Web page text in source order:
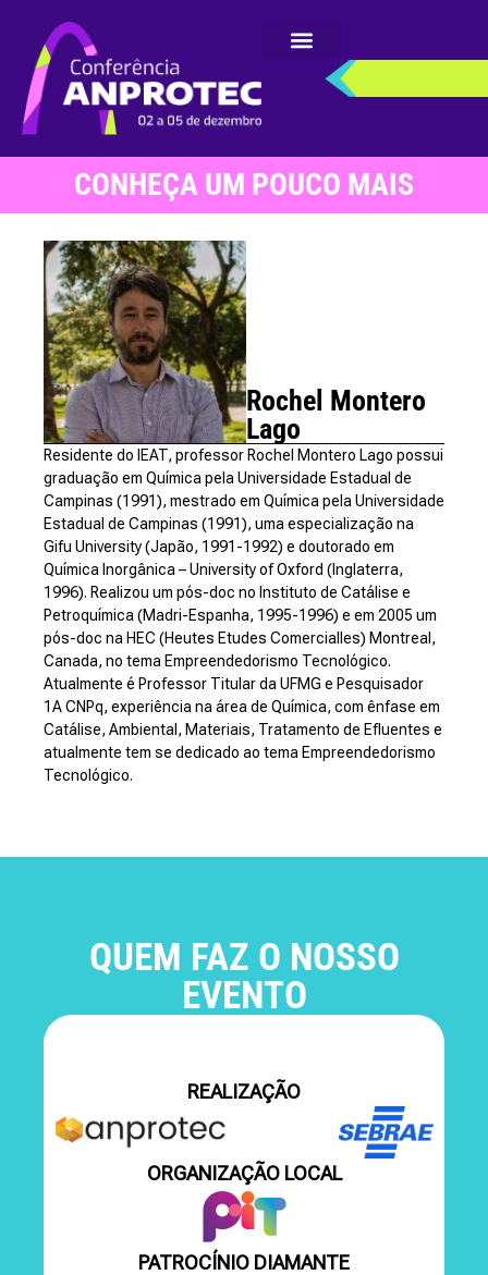
CONHEÇA UM POUCO MAIS
Rochel Montero
Lago
Residente do IEAT, professor Rochel Montero Lago possui
graduação em Química pela Universidade Estadual de
Campinas (1991), mestrado em Química pela Universidade
Estadual de Campinas (1991), uma especialização na
Gifu University (Japão, 1991-1992) e doutorado em
Química Inorgânica – University of Oxford (Inglaterra,
1996). Realizou um pós-doc no Instituto de Catálise e
Petroquímica (Madri-Espanha, 1995-1996) e em 2005 um
pós-doc na HEC (Heutes Etudes Comercialles) Montreal,
Canada, no tema Empreendedorismo Tecnológico.
Atualmente é Professor Titular da UFMG e Pesquisador
1A CNPq, experiência na área de Química, com ênfase em
Catálise, Ambiental, Materiais, Tratamento de Efluentes e
atualmente tem se dedicado ao tema Empreendedorismo
Tecnológico.
QUEM FAZ O NOSSO
EVENTO
REALIZAÇÃO
ORGANIZAÇÃO LOCAL
PATROCÍNIO DIAMANTE